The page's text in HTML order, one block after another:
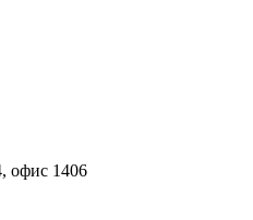
офис 1406